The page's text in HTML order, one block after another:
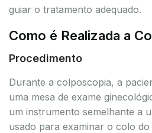
guiar o tratamento adequado.
Como é Realizada a
Procedimento
Durante a colposcopia, a
uma mesa de exame
um instrumento semelhante a
usado para examinar o colo